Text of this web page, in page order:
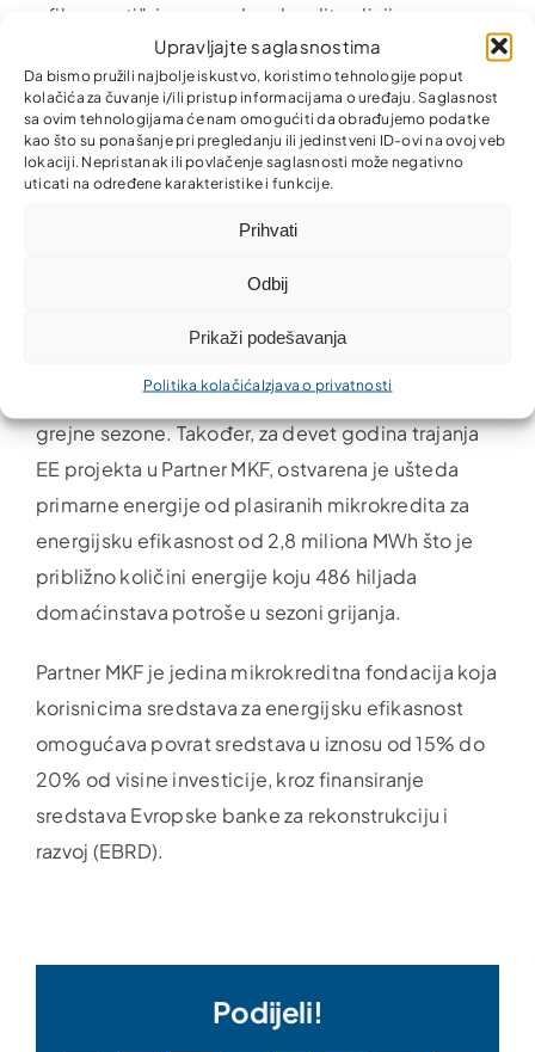
Upravljajte saglasnostima
Da bismo pružili najbolje iskustvo, koristimo tehnologije poput
kolačića za čuvanje i/ili pristup informacijama o uređaju. Saglasnost
sa ovim tehnologijama će nam omogućiti da obrađujemo podatke
kao što su ponašanje pri pregledanju ili jedinstveni ID-ovi na ovoj veb
lokaciji. Nepristanak ili povlačenje saglasnosti može negativno
uticati na određene karakteristike i funkcije.
Prihvati
Odbij
Prikaži podešavanja
Politika kolačića Izjava o privatnosti
efikasnosti”, ima posebnu kreditnu liniju za
projekte energijske efikasnosti, kojom se nudi
mogućnost rješavanja problema energijske
efikasnosti, a samim tim doprinosi čišćem
okolišu.
Od 2012. godine do danas, u mjere energijske
miliona KM u individualne stambene projekte. Za
to vrijeme ostvareno je smanjenje emisije CO2 od
emituje 132 hiljada domaćinstava u toku jedne
grejne sezone. Također, za devet godina trajanja
EE projekta u Partner MKF, ostvarena je ušteda
primarne energije od plasiranih mikrokredita za
energijsku efikasnost od 2,8 miliona MWh što je
približno količini energije koju 486 hiljada
domaćinstava potroše u sezoni grijanja.
Partner MKF je jedina mikrokreditna fondacija koja
korisnicima sredstava za energijsku efikasnost
omogućava povrat sredstava u iznosu od 15% do
20% od visine investicije, kroz finansiranje
sredstava Evropske banke za rekonstrukciju i
razvoj (EBRD).
Podijeli!